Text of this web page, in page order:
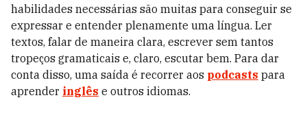
habilidades necessárias são muitas para conseguir se
expressar e entender plenamente uma língua. Ler
textos, falar de maneira clara, escrever sem tantos
tropeços gramaticais e, claro, escutar bem. Para dar
conta disso, uma saída é recorrer aos podcasts para
aprender inglês e outros idiomas.